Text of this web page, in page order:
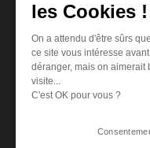
les Cookies !
On a attendu d'être sûrs
ce site vous intéresse
déranger, mais on aimerait
visite...
C'est OK pour vous ?